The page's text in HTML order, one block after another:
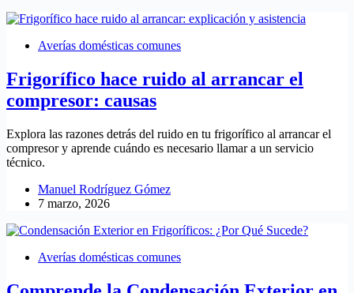
Averías domésticas comunes
Frigorífico hace ruido al arrancar el
compresor: causas
Explora las razones detrás del ruido en tu frigorífico al arrancar el
compresor y aprende cuándo es necesario llamar a un servicio
técnico.
Manuel Rodríguez Gómez
7 marzo, 2026
Averías domésticas comunes